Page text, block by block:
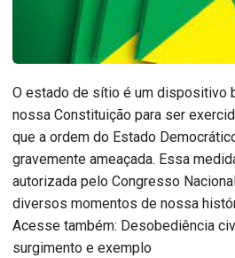
O estado de sítio é um dispositivo
nossa Constituição para ser
que a ordem do Estado
gravemente ameaçada. Essa
autorizada pelo Congresso
diversos momentos de nossa
Acesse também: Desobediência
surgimento e exemplo